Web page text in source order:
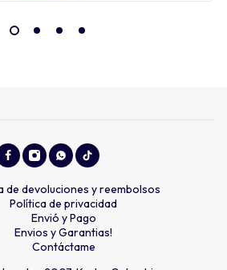
de devoluciones y reembolsos
Política de privacidad
Envió y Pago
Envios y Garantias!
Contáctame